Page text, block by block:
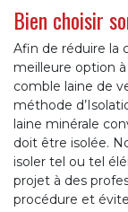
Bien choisir
Afin de réduire la
meilleure option à
comble laine de
méthode
laine minérale
doit être isolée.
isoler tel ou tel
projet à des
procédure et